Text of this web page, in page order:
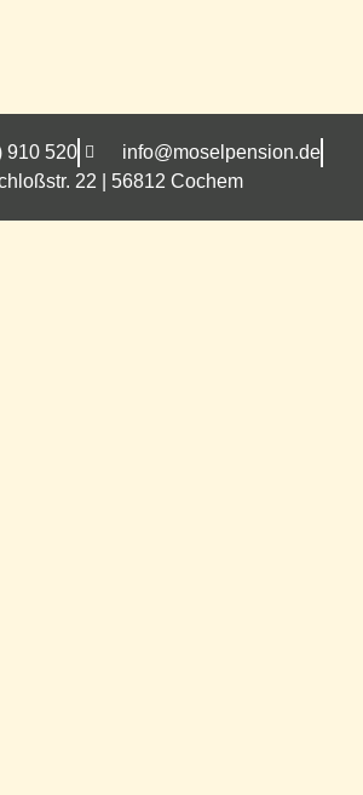
910 520
info@moselpension.de
22 | 56812 Cochem